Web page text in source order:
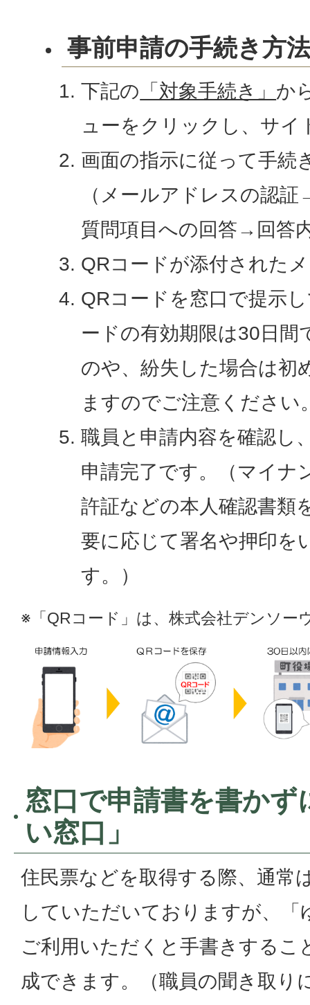
事前申請の手続き方
下記の 「対象手続き」 か
ューをクリックし、サ
画面の指示に従って手続
（メールアドレスの認
質問項目への回答→回答
QRコードが添付された
QRコードを窓口で提示
ードの有効期限は30日間
のや、紛失した場合は初
ますのでご注意ください
職員と申請内容を確認し
申請完了です。（マイナ
許証などの本人確認書類
要に応じて署名や押印を
す。）
※「QRコード」は、株式会社デンソー
窓口で申請書を書かず
い窓口」
住民票などを取得する際、通常
していただいておりますが、
ご利用いただくと手書きするこ
成できます。（職員の聞き取り